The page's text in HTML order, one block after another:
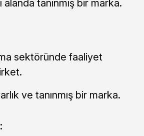
alanda tanınmış bir marka.
sektöründe faaliyet
ve tanınmış bir marka.